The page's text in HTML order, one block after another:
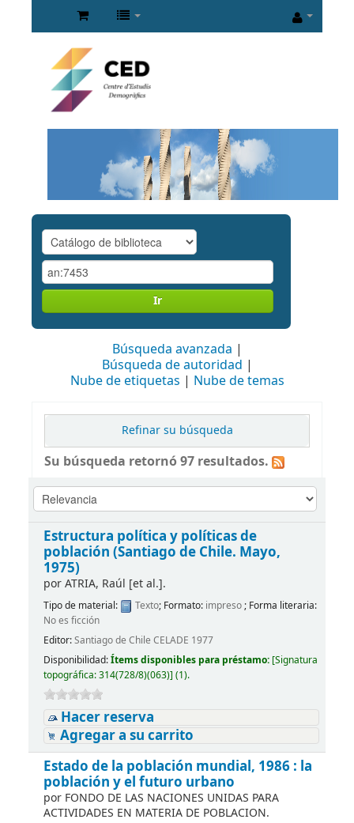
Ir
Búsqueda avanzada
Búsqueda de autoridad
Nube de etiquetas
Nube de temas
Refinar su búsqueda
Su búsqueda retornó 97 resultados.
Estructura política y políticas de
población (Santiago de Chile. Mayo,
1975)
porATRIA, Raúl [et al.].
Tipo de material: Texto; Formato: impreso; Forma literaria:
No es ficción
Editor:Santiago de Chile CELADE 1977
Disponibilidad:Ítems disponibles para préstamo: [Signatura
topográfica:314(728/8)(063)] (1).
Hacer reserva
Agregar a su carrito
Estado de la población mundial, 1986 : la
población y el futuro urbano
por FONDO DE LAS NACIONES UNIDAS PARA
ACTIVIDADES EN MATERIA DE POBLACION.